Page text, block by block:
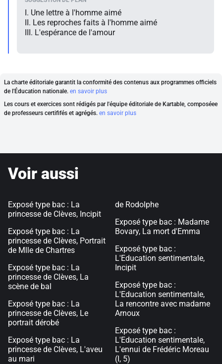
I. Une lettre à l'homme aimé
II. Les reproches faits à l'homme aimé
III. L'espérance de l'amour
La charte éditoriale garantit la conformité des contenus aux programmes officiels
de l'Éducation nationale. en savoir plus
Les cours et exercices sont rédigés par l'équipe éditoriale de Kartable, composéee
de professeurs certififés et agrégés. en savoir plus
Voir aussi
Exposé type bac : La
princesse de Clèves, Incipit
Exposé type bac : La
princesse de Clèves, Portrait
de Mlle de Chartres
Exposé type bac : La
princesse de Clèves, La
scène de bal
Exposé type bac : La
princesse de Clèves, Le
portrait dérobé
Exposé type bac : La
princesse de Clèves, L'aveu
au mari
de Rodolphe
Exposé type bac : Madame
Bovary, La mort d'Emma
Exposé type bac :
L'Education sentimentale,
Incipit
Exposé type bac :
L'Education sentimentale,
La rencontre avec madame
Arnoux
Exposé type bac :
L'Education sentimentale,
L'ennui de Frédéric Moreau
(I, 5)